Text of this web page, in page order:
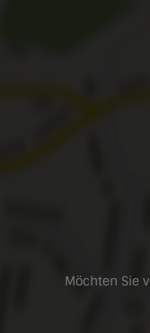
Möchten Sie